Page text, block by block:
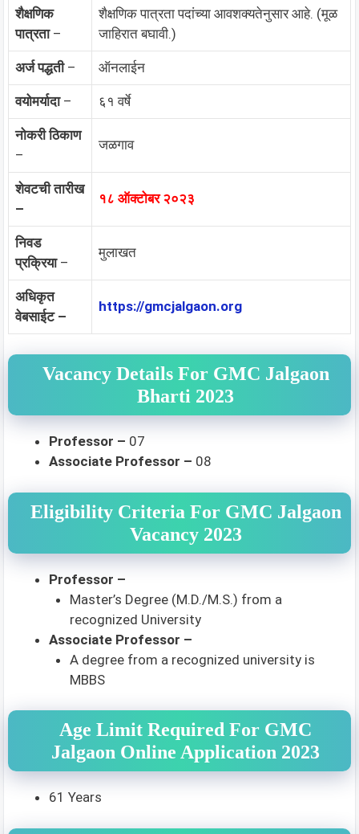
शैक्षणिक
पात्रता–
शैक्षणिक पात्रता पदांच्या आवशक्यतेनुसार आहे. (मूळ
जाहिरात बघावी.)
अर्ज पद्धती– ऑनलाईन
वयोमर्यादा– ६१ वर्षे
नोकरी ठिकाण
–
जळगाव
शेवटची तारीख
–
१८ ऑक्टोबर २०२३
निवड
प्रक्रिया–
मुलाखत
अधिकृत
वेबसाईट –
https://gmcjalgaon.org
Vacancy Details For GMC Jalgaon
Bharti 2023
Professor – 07
Associate Professor – 08
Eligibility Criteria For GMC Jalgaon
Vacancy 2023
Professor –
Master’s Degree (M.D./M.S.) from a
recognized University
Associate Professor –
A degree from a recognized university is
MBBS
Age Limit Required For GMC
Jalgaon Online Application 2023
61 Years